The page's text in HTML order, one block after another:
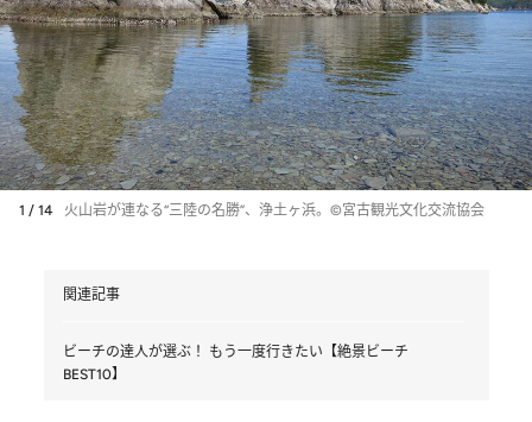
1 / 14 火山岩が連なる“三陸の名勝”、浄土ヶ浜。©宮古観光文化交流協会
関連記事
ビーチの達人が選ぶ！ もう一度行きたい【絶景ビーチ
BEST10】